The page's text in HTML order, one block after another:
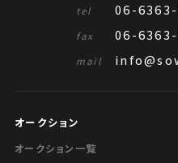
tel 06-
fax 06-
mail
オークション
オークション一覧